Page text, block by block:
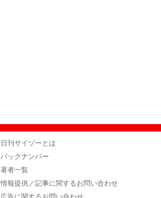
日刊サイゾーとは
バックナンバー
著者一覧
情報提供／記事に関するお問い合わせ